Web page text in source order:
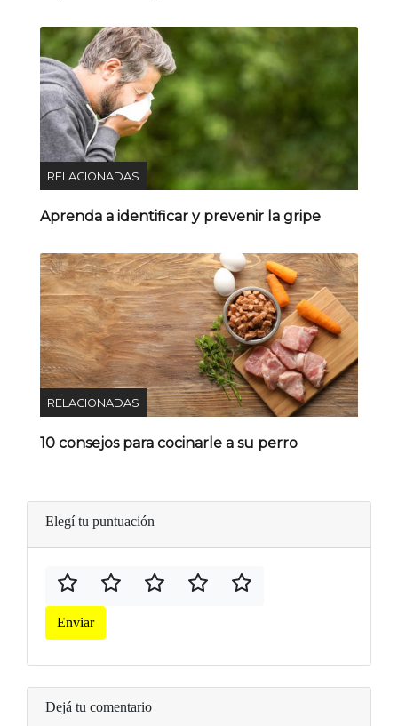
RELACIONADAS
Aprenda a identificar y prevenir la gripe
RELACIONADAS
10 consejos para cocinarle a su perro
Elegí tu puntuación
Enviar
Dejá tu comentario